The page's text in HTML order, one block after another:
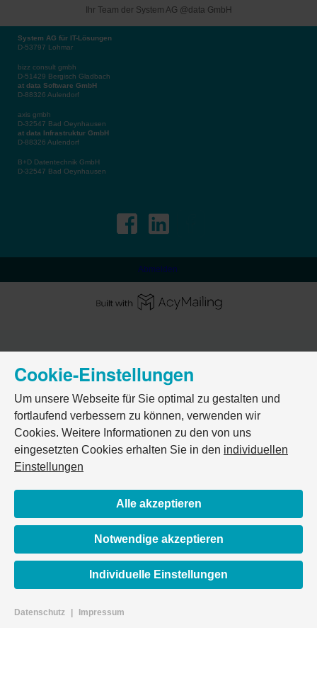
Cookie-Einstellungen
Um unsere Webseite für Sie optimal zu gestalten und
fortlaufend verbessern zu können, verwenden wir
Cookies. Weitere Informationen zu den von uns
eingesetzten Cookies erhalten Sie in den individuellen
Einstellungen
Alle akzeptieren
Notwendige akzeptieren
Datenschutz Impressum
Individuelle Einstellungen